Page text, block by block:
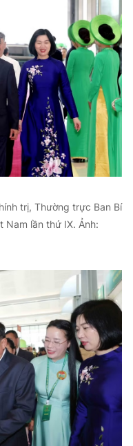
trị, Thường trực Ban Bí
Nam lần thứ IX. Ảnh: